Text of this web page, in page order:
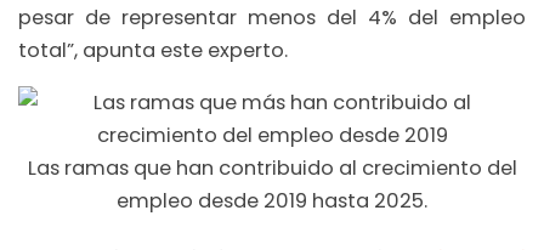
pesar de representar menos del 4% del empleo
total”, apunta este experto.
Las ramas que han contribuido al crecimiento del
empleo desde 2019 hasta 2025.